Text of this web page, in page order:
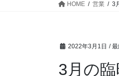
HOME 営業 3
2022年3月1日 /
3月の